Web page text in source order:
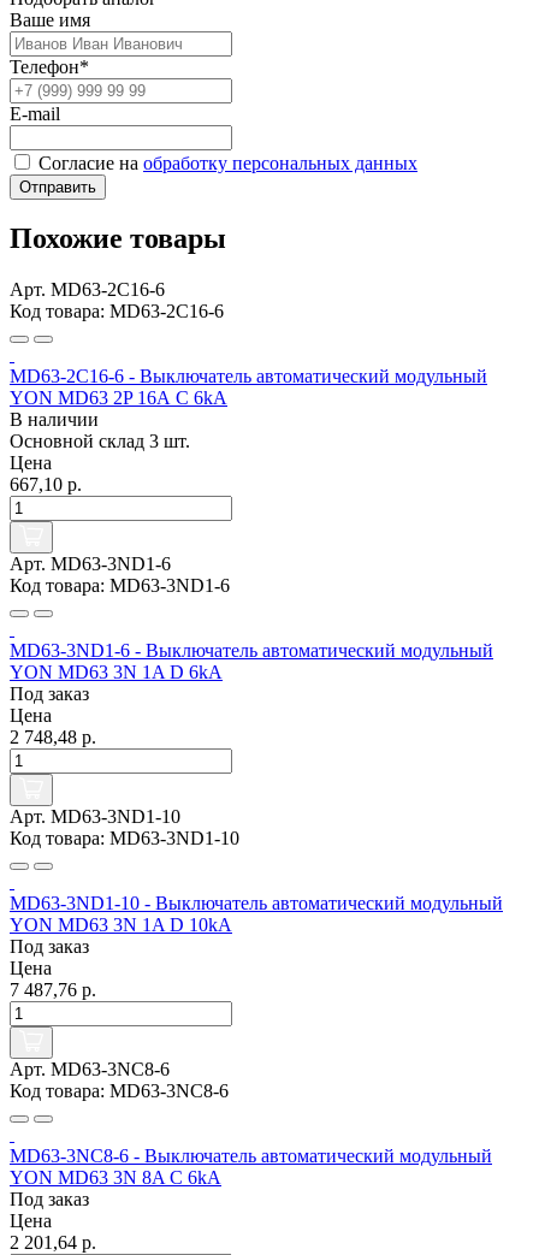
Ваше имя
Телефон*
E-mail
Согласие на обработку персональных данных
Отправить
Похожие товары
Арт. MD63-2C16-6
Код товара: MD63-2C16-6
MD63-2C16-6 - Выключатель автоматический модульный
YON MD63 2P 16А C 6kA
В наличии
Основной склад 3 шт.
Цена
667,10 р.
Арт. MD63-3ND1-6
Код товара: MD63-3ND1-6
MD63-3ND1-6 - Выключатель автоматический модульный
YON MD63 3N 1A D 6kA
Под заказ
Цена
2 748,48 р.
Арт. MD63-3ND1-10
Код товара: MD63-3ND1-10
MD63-3ND1-10 - Выключатель автоматический модульный
YON MD63 3N 1A D 10kA
Под заказ
Цена
7 487,76 р.
Арт. MD63-3NC8-6
Код товара: MD63-3NC8-6
MD63-3NC8-6 - Выключатель автоматический модульный
YON MD63 3N 8A C 6kA
Под заказ
Цена
2 201,64 р.